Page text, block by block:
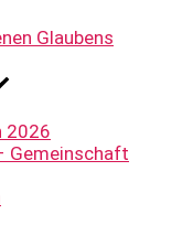
Glaubens
2026
Gemeinschaft